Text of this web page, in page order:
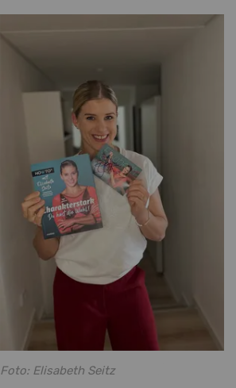
Foto: Elisabeth Seitz